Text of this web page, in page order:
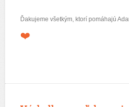
Ďakujeme všetkým, ktorí pomáhajú
❤️